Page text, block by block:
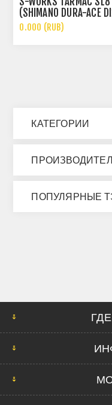
(SHIMANO DURA-ACE
0.000 (RUB)
КАТЕГОРИИ
ПОПУЛЯРНЫЕ